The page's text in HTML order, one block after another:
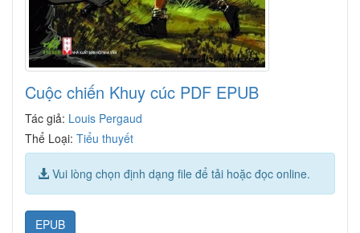
Cuộc chiến Khuy cúc PDF EPUB
Tác giả: Louis Pergaud
Thể Loại: Tiểu thuyết
Vui lòng chọn định dạng file để tải hoặc đọc online.
EPUB